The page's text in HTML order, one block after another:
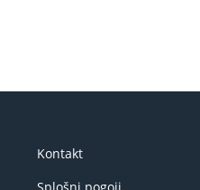
Kontakt